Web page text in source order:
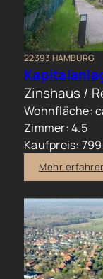
22393 HAMBURG
Zinshaus /
Wohnfläche:
Zimmer: 4.5
Kaufpreis:
Mehr